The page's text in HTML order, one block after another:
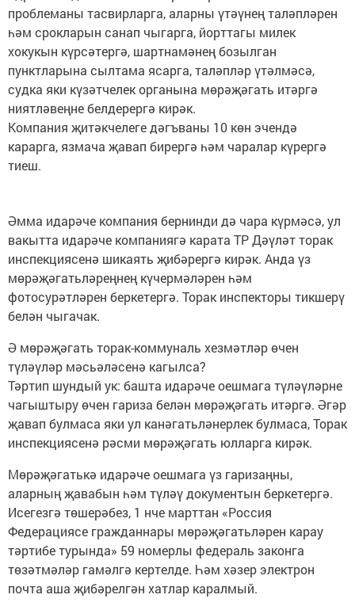
проблеманы тасвирларга, аларны үтәүнең таләпләрен
һәм срокларын санап чыгарга, йорттагы милек
хокукын күрсәтергә, шартнамәнең бозылган
пунктларына сылтама ясарга, таләпләр үтәлмәсә,
судка яки күзәтчелек органына мөрәҗәгать итәргә
ниятләвеңне белдерергә кирәк.
Компания җитәкчелеге дәгъваны 10 көн эчендә
карарга, язмача җавап бирергә һәм чаралар күрергә
тиеш.
Әмма идарәче компания бернинди дә чара күрмәсә, ул
вакытта идарәче компаниягә карата ТР Дәүләт торак
инспекциясенә шикаять җибәрергә кирәк. Анда үз
мөрәҗәгатьләреңнең күчермәләрен һәм
фотосурәтләрен беркетергә. Торак инспекторы тикшерү
белән чыгачак.
Ә мөрәҗәгать торак-коммуналь хезмәтләр өчен
түләүләр мәсьәләсенә кагылса?
Тәртип шундый ук: башта идарәче оешмага түләүләрне
чагыштыру өчен гариза белән мөрәҗәгать итәргә. Әгәр
җавап булмаса яки ул канәгатьләнерлек булмаса, Торак
инспекциясенә рәсми мөрәҗәгать юлларга кирәк.
Мөрәҗәгатькә идарәче оешмага үз гаризаңны,
аларның җавабын һәм түләү документын беркетергә.
Исегезгә төшерәбез, 1 нче марттан «Россия
Федерациясе гражданнары мөрәҗәгатьләрен карау
тәртибе турында» 59 номерлы федераль законга
төзәтмәләр гамәлгә кертелде. Һәм хәзер электрон
почта аша җибәрелгән хатлар каралмый.